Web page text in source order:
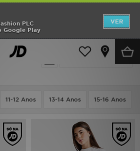
PLC
Google Play
VER
Sport T-Shirts - Roupa
Actualizar a pesquisa
-
11-12 Anos 13-14 Anos 15-16 Anos